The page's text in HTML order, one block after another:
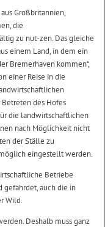
Großbritannien,
die
zu nut-zen. Das gleiche
einem Land, in dem ein
Bremerhaven kommen“,
einer Reise in die
des Hofes
die landwirtschaftlichen
nach Möglichkeit nicht
der Ställe zu
eingestellt werden.
Betriebe
gefährdet, auch die in
Wild.
Deshalb muss ganz